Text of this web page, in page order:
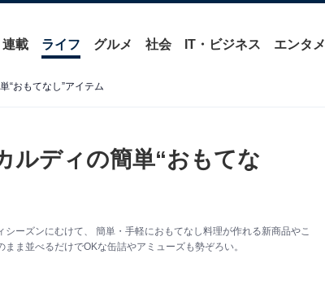
連載 ライフ グルメ 社会 IT・ビジネス エンタメ
“おもてなし”アイテム
ルディの簡単“おもてな
ーズンにむけて、 簡単・手軽におもてなし料理が作れる新商品やこ
ま並べるだけでOKな缶詰やアミューズも勢ぞろい。